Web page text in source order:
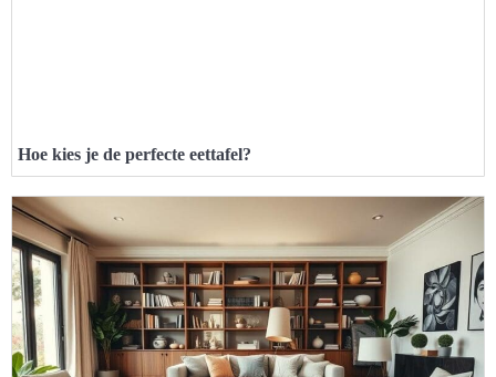
Hoe kies je de perfecte eettafel?